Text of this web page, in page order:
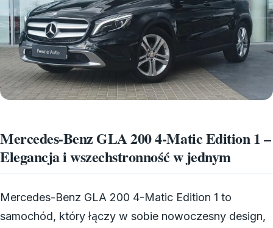
Mercedes-Benz GLA 200 4-Matic Edition 1 –
Elegancja i wszechstronność w jednym
Mercedes-Benz GLA 200 4-Matic Edition 1 to
samochód, który łączy w sobie nowoczesny design,